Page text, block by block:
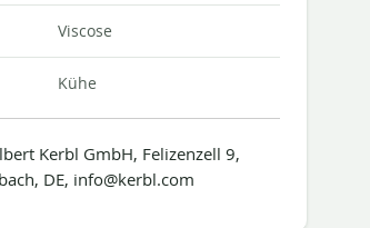
Viscose
Kühe
Kerbl GmbH, Felizenzell 9,
DE, info@kerbl.com